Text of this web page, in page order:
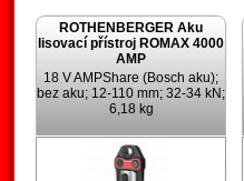
ROTHENBERGER Aku
lisovací přístroj ROMAX 4000
AMP
18 V AMPShare (Bosch aku);
bez aku; 12-110 mm; 32-34 kN;
6,18 kg